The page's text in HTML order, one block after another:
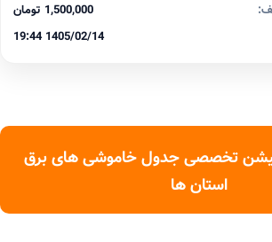
1,500,000 تومان
1405/02/14 19:44
تخصصی جدول خاموشی های برق
استان ها